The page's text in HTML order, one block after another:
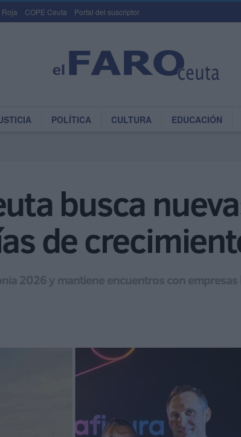
Roja COPE Ceuta Portal del suscriptor
POLÍTICA CULTURA EDUCACIÓN
busca
de
2026 y mantiene encuentros con